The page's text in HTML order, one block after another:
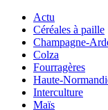
Actu
Céréales à paille
Champagne-
Colza
Fourragères
Haute-
Interculture
Maïs